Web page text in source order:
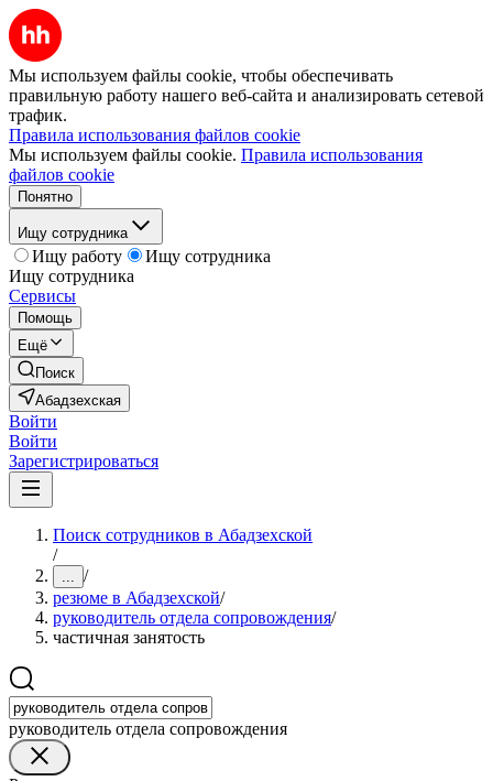
Мы используем файлы cookie, чтобы обеспечивать
правильную работу нашего веб-сайта и анализировать сетевой
трафик.
Правила использования файлов cookie
Мы используем файлы cookie. Правила использования
файлов cookie
Понятно
Ищу сотрудника
Ищу работу
Ищу сотрудника
Ищу сотрудника
Сервисы
Помощь
Ещё
Поиск
Абадзехская
Войти
Войти
Зарегистрироваться
Поиск сотрудников в Абадзехской
/
... /
резюме в Абадзехской/
руководитель отдела сопровождения/
частичная занятость
руководитель отдела сопровождения